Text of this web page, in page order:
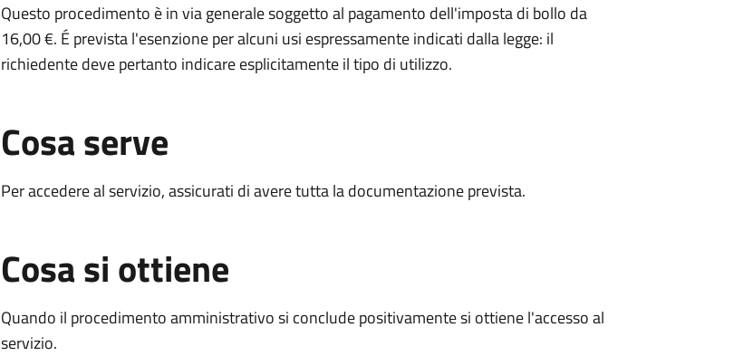
Questo procedimento è in via generale soggetto al pagamento dell'imposta di bollo da
16,00 €. É prevista l'esenzione per alcuni usi espressamente indicati dalla legge: il
richiedente deve pertanto indicare esplicitamente il tipo di utilizzo.
Cosa serve
Per accedere al servizio, assicurati di avere tutta la documentazione prevista.
Cosa si ottiene
Quando il procedimento amministrativo si conclude positivamente si ottiene l'accesso al
servizio.